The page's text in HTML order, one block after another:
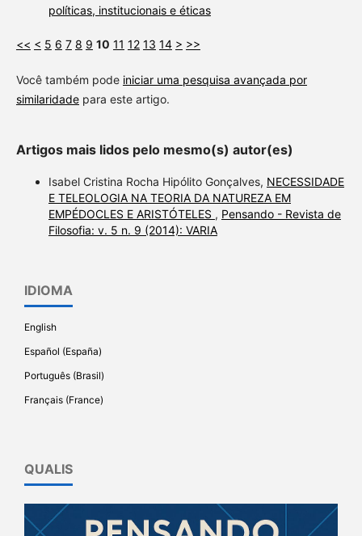
políticas, institucionais e éticas
<< < 5 6 7 8 9 10 11 12 13 14 > >>
Você também pode iniciar uma pesquisa avançada por
similaridadepara este artigo.
Artigos mais lidos pelo mesmo(s) autor(es)
Isabel Cristina Rocha Hipólito Gonçalves, NECESSIDADE
E TELEOLOGIA NA TEORIA DA NATUREZA EM
EMPÉDOCLES E ARISTÓTELES , Pensando - Revista de
Filosofia: v. 5 n. 9 (2014): VARIA
IDIOMA
English
Español (España)
Português (Brasil)
Français (France)
QUALIS